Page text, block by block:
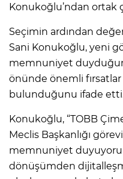
Konukoğlu’ndan ortak
Seçimin ardından
Sani Konukoğlu, yeni
memnuniyet
önünde önemli
bulunduğunu ifade
Konukoğlu, “TOBB
Meclis Başkanlığı
memnuniyet
dönüşümden